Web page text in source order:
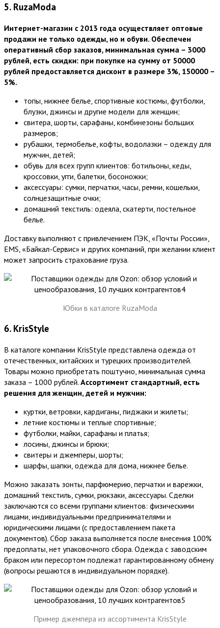
5. RuzaModa
Интернет-магазин с 2013 года осуществляет оптовые
продажи не только одежды, но и обуви. Обеспечен
оперативный сбор заказов, минимальная сумма – 3000
рублей, есть скидки: при покупке на сумму от 50000
рублей предоставляется дисконт в размере 3%, 150000 –
5%.
топы, нижнее белье, спортивные костюмы, футболки,
блузки, джинсы и другие модели для женщин;
свитера, шорты, сарафаны, комбинезоны больших
размеров;
рубашки, термобелье, кофты, водолазки – одежду для
мужчин, детей;
обувь для всех групп клиентов: ботильоны, кеды,
кроссовки, угги, балетки, босоножки;
аксессуары: сумки, перчатки, часы, ремни, кошельки,
солнцезащитные очки;
домашний текстиль: одеяла, скатерти, постельное
белье.
Доставку выполняют с привлечением ПЭК, «Почты России»,
EMS, «Байкал-Сервис» и других компаний, при желании клиент
может запросить страхование груза.
Юбки в каталоге RuzaModa
6. KrisStyle
В каталоге компании KrisStyle представлена одежда от
отечественных, китайских и турецких производителей.
Товары можно приобретать поштучно, минимальная сумма
заказа – 1000 рублей. Ассортимент стандартный, есть
решения для женщин, детей и мужчин:
куртки, ветровки, кардиганы, пиджаки и жилеты;
летние костюмы и теплые спортивные;
футболки, майки, сарафаны и платья;
лосины, джинсы и брюки;
свитеры и джемперы, шорты;
шарфы, шапки, одежда для дома, нижнее белье.
Можно заказать зонты, парфюмерию, перчатки и варежки,
домашний текстиль, сумки, рюкзаки, аксессуары. Сделки
заключаются со всеми группами клиентов: физическими
лицами, индивидуальными предпринимателями и
юридическими лицами (с предоставлением пакета
документов). Сбор заказа выполняется после внесения 100%
предоплаты, нет упаковочного сбора. Одежда с заводским
браком или пересортом подлежат гарантированному обмену
(вопросы решаются в индивидуальном порядке).
Пример джемпера из ассортимента KrisStyle